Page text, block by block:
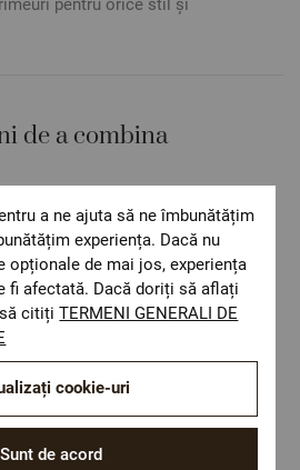
pentru orice stil și
de a combina
a ne ajuta să ne îmbunătățim
experiența. Dacă nu
opționale de mai jos, experiența
fi afectată. Dacă doriți să aflați
să citițiTERMENI GENERALI DE
Sunt de acord
cookie-uri